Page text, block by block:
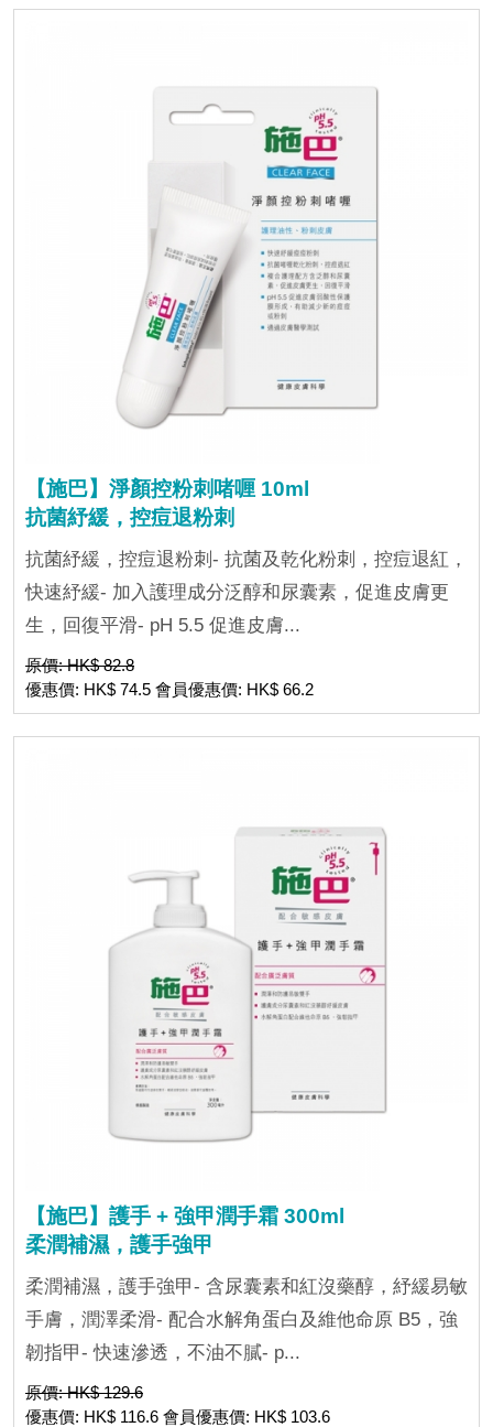
【施巴】淨顏控粉刺啫喱 10ml
抗菌紓緩，控痘退粉刺
抗菌紓緩，控痘退粉刺- 抗菌及乾化粉刺，控痘退紅，
快速紓緩- 加入護理成分泛醇和尿囊素，促進皮膚更
生，回復平滑- pH 5.5 促進皮膚...
原價: HK$ 82.8
優惠價: HK$ 74.5 會員優惠價: HK$ 66.2
【施巴】護手 + 強甲潤手霜 300ml
柔潤補濕，護手強甲
柔潤補濕，護手強甲- 含尿囊素和紅沒藥醇，紓緩易敏
手膚，潤澤柔滑- 配合水解角蛋白及維他命原 B5，強
韌指甲- 快速滲透，不油不膩- p...
原價: HK$ 129.6
優惠價: HK$ 116.6 會員優惠價: HK$ 103.6